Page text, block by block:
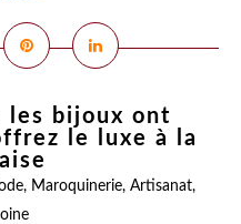
les bijoux ont
le luxe à la
, Maroquinerie, Artisanat,